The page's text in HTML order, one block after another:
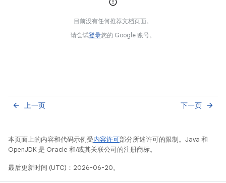
目前没有任何推荐文档页面。
请尝试登录您的 Google 账号。
上一页
arrow_back 下一页 arrow_forward
本页面上的内容和代码示例受内容许可部分所述许可的限制。Java 和
OpenJDK 是 Oracle 和/或其关联公司的注册商标。
最后更新时间 (UTC)：2026-06-20。